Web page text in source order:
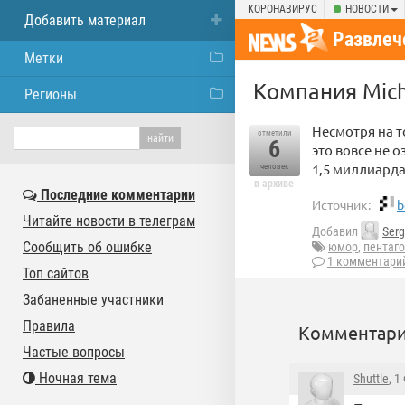
КОРОНАВИРУС НОВОСТИ
Компания
отметили
6
человек
в архиве
Несмотря на
это вовсе не
1,5
Источник:
Добавил
юмор,
1
Shuttle, 1
Добавить материал
Метки
Регионы
Последние комментарии
Читайте новости в телеграм
Сообщить об ошибке
Топ сайтов
Забаненные участники
Правила
Частые вопросы
Ночная тема